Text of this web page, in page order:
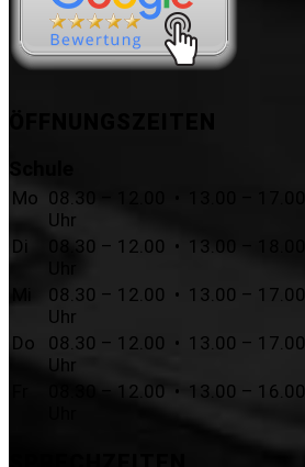
Schule
Mo 08.30 – 12.00 • 13.00 – 17.00
Uhr
Di
08.30 – 12.00 • 13.00 – 18.00
08.30 – 12.00 • 13.00 – 17.00
Uhr
Do
08.30 – 12.00 • 13.00 – 17.00
Uhr
08.30 – 12.00 • 13.00 – 16.00